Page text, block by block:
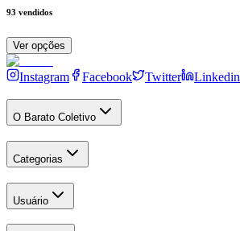
93 vendidos
Ver opções
Instagram Facebook Twitter Linkedin
O Barato Coletivo
Categorias
Usuário